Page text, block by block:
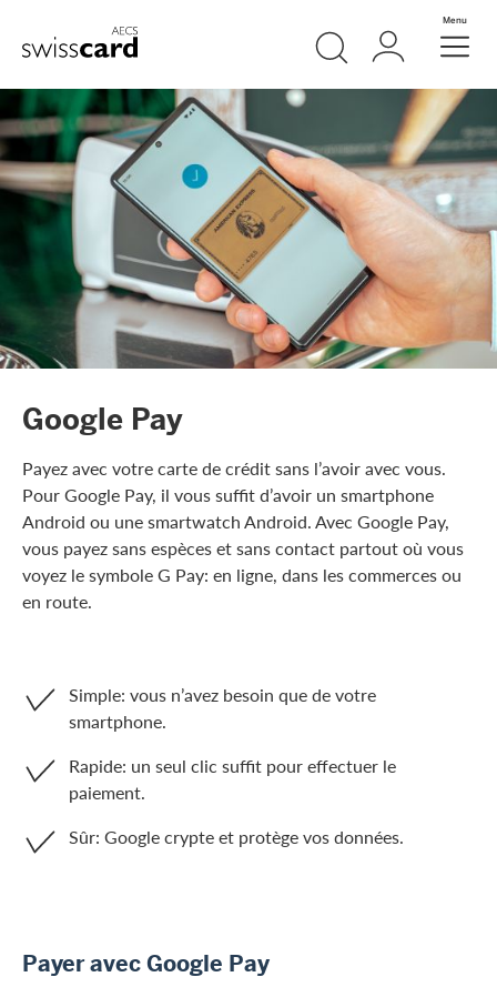
Header
Logo Meta Navigation
Recherche
Login Menu
Google Pay
Payez avec votre carte de crédit sans l’avoir avec vous.
Pour Google Pay, il vous suffit d’avoir un smartphone
Android ou une smartwatch Android. Avec Google Pay,
vous payez sans espèces et sans contact partout où vous
voyez le symbole G Pay: en ligne, dans les commerces ou
en route.
Simple: vous n’avez besoin que de votre
smartphone.
Rapide: un seul clic suffit pour effectuer le
paiement.
Sûr: Google crypte et protège vos données.
Payer avec Google Pay